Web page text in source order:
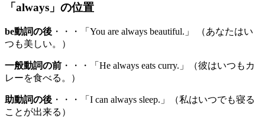
「always」の位置
be動詞の後 ・・・「You are always beautiful.」 （あなたはい
つも美しい。）
一般動詞の前 ・・・「He always eats curry.」（彼はいつもカ
レーを食べる。）
助動詞の後 ・・・「I can always sleep.」（私はいつでも寝る
ことが出来る）